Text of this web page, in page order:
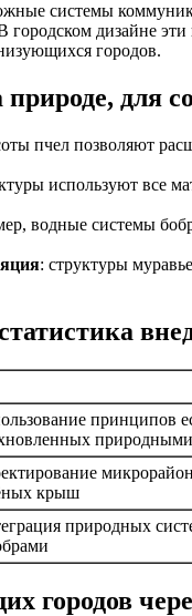
системы
городском дизайне
городов.
для
пчел позволяют
используют все
водные системы
: структуры
принципов
крыш
природных
городов